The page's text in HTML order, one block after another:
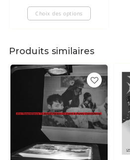
Choix des options
Produits similaires